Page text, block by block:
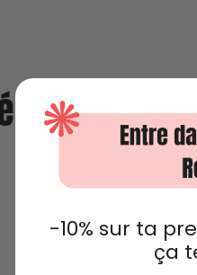
ce jouet ?
-10% sur ta
ça